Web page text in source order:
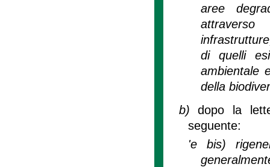
aree
di quelli
ambientale
della
b)dopo la
seguente:
'e bis)